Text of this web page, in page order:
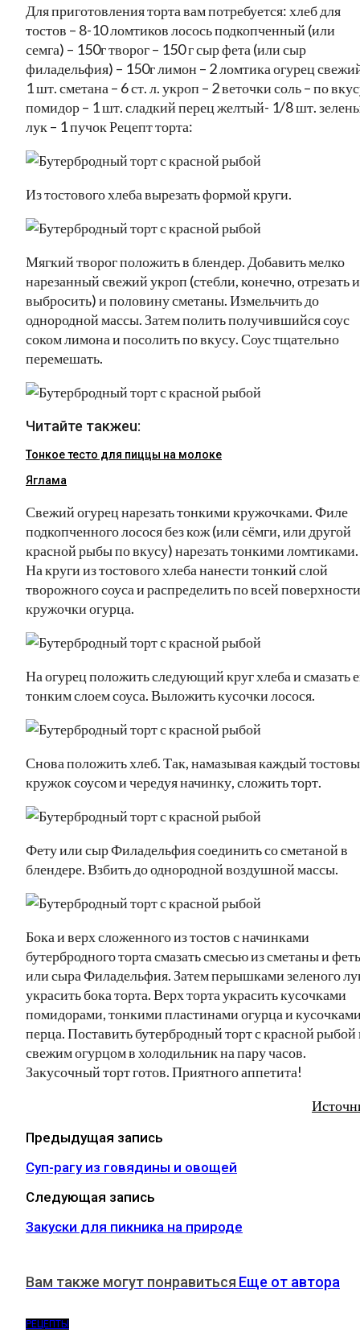
Для приготовления торта вам потребуется: хлеб для
тостов – 8-10 ломтиков лосось подкопченный (или
семга) – 150г творог – 150 г сыр фета (или сыр
филадельфия) – 150г лимон – 2 ломтика огурец
1 шт. сметана – 6 ст. л. укроп – 2 веточки соль – по
помидор – 1 шт. сладкий перец желтый- 1/8 шт.
лук – 1 пучок Рецепт торта:
Из тостового хлеба вырезать формой круги.
Мягкий творог положить в блендер. Добавить мелко
нарезанный свежий укроп (стебли, конечно, отрезать и
выбросить) и половину сметаны. Измельчить до
однородной массы. Затем полить получившийся соус
соком лимона и посолить по вкусу. Соус тщательно
перемешать.
Читайте такжеu:
Тонкое тесто для пиццы на молоке
Яглама
Свежий огурец нарезать тонкими кружочками. Филе
подкопченного лосося без кож (или сёмги, или другой
красной рыбы по вкусу) нарезать тонкими ломтиками.
На круги из тостового хлеба нанести тонкий слой
творожного соуса и распределить по всей поверхности
кружочки огурца.
На огурец положить следующий круг хлеба и смазать
тонким слоем соуса. Выложить кусочки лосося.
Снова положить хлеб. Так, намазывая каждый
кружок соусом и чередуя начинку, сложить торт.
Фету или сыр Филадельфия соединить со сметаной в
блендере. Взбить до однородной воздушной массы.
Бока и верх сложенного из тостов с начинками
бутербродного торта смазать смесью из сметаны и
или сыра Филадельфия. Затем перышками зеленого
украсить бока торта. Верх торта украсить кусочками
помидорами, тонкими пластинами огурца и
перца. Поставить бутербродный торт с красной рыбой
свежим огурцом в холодильник на пару часов.
Закусочный торт готов. Приятного аппетита!
Предыдущая запись
Суп-рагу из говядины и овощей
Следующая запись
Закуски для пикника на природе
Вам также могут понравиться Еще от автора
РЕЦЕПТЫ